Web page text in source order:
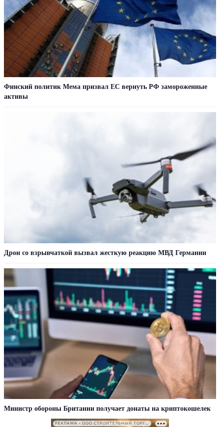
Финский политик Мема призвал ЕС вернуть РФ замороженные
активы
Дрон со взрывчаткой вызвал жесткую реакцию МВД Германии
Министр обороны Британии получает донаты на криптокошелек
РЕКЛАМА • ООО СТРОИТЕЛЬНЫЙ ТОРГОВЫЙ ДОМ «ПЕТРОВИЧ». ИНН: 7802348846